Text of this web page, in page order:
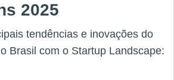
2025
tendências e inovações do
Brasil com o Startup Landscape: